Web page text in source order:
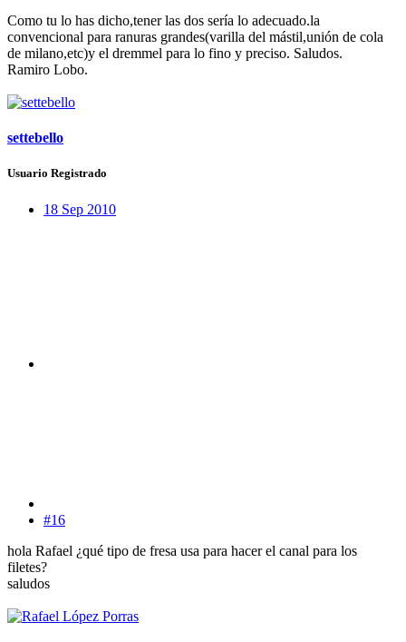
Como tu lo has dicho,tener las dos sería lo adecuado.la
convencional para ranuras grandes(varilla del mástil,unión de cola
de milano,etc)y el dremmel para lo fino y preciso. Saludos.
Ramiro Lobo.
settebello
Usuario Registrado
18 Sep 2010
#16
hola Rafael ¿qué tipo de fresa usa para hacer el canal para los
filetes?
saludos